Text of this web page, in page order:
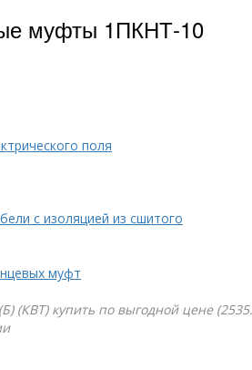
муфты 1ПКНТ-10
поля
с изоляцией из сшитого
муфт
(КВТ) купить по выгодной цене